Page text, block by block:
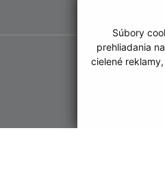
Súbory
prehliadania
cielené